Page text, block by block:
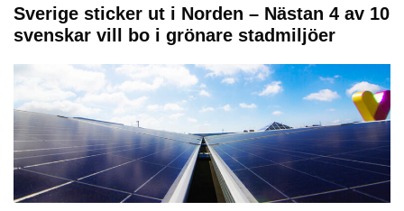
Sverige sticker ut i Norden – Nästan 4 av 10
svenskar vill bo i grönare stadmiljöer